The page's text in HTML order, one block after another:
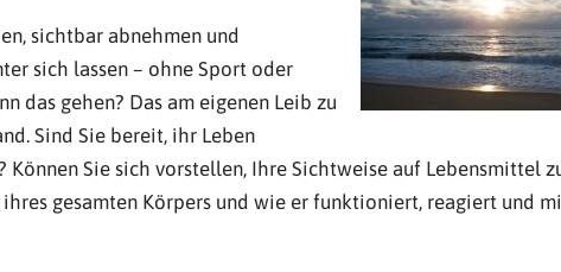
sichtbar abnehmen und
sich lassen – ohne Sport oder
das gehen? Das am eigenen Leib zu
Sind Sie bereit, ihr Leben
Können Sie sich vorstellen, Ihre Sichtweise auf Lebensmittel
gesamten Körpers und wie er funktioniert, reagiert und